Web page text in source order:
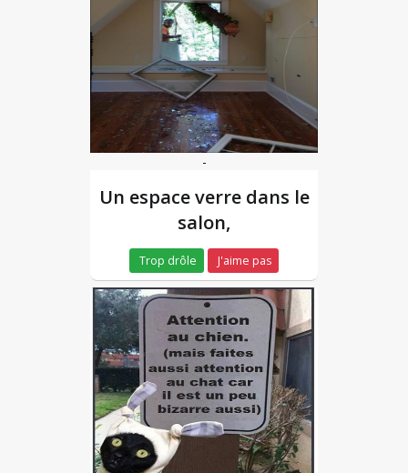
-
Un espace verre dans le
salon,
Trop drôle J'aime pas